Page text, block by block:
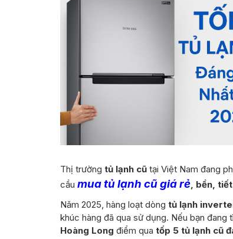
Thị trường tủ lạnh cũ tại Việt Nam đang
cầu mua tủ lạnh cũ giá rẻ, bền,
Năm 2025, hàng loạt dòng tủ lạnh
khúc hàng đã qua sử dụng. Nếu bạn
Hoàng Long điểm qua tốp 5 tủ lạnh cũ